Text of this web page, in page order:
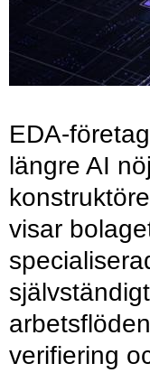
EDA-
längre AI
visar
verifiering